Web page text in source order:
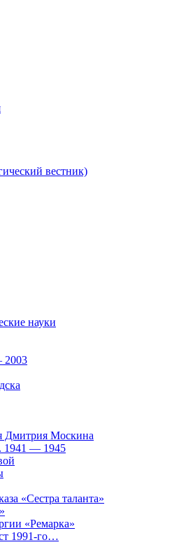
вестник)
науки
2003
Дмитрия Москина
1941 — 1945
«Сестра таланта»
«Ремарка»
1991-го…